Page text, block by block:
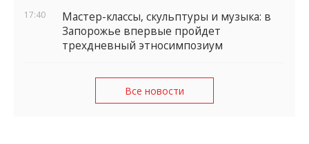
17:40
Мастер-классы, скульптуры и музыка: в
Запорожье впервые пройдет
трехдневный этносимпозиум
Все новости